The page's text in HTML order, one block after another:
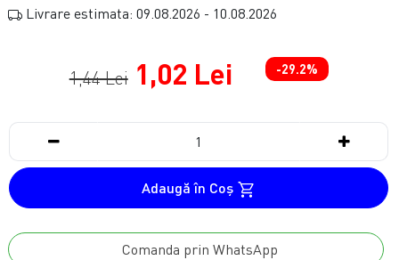
Livrare estimata: 09.08.2026 - 10.08.2026
1,44 Lei 1,02 Lei -29.2%
Adaugă în Coş
Comanda prin WhatsApp